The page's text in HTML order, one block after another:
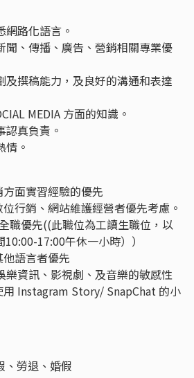
網路化語言。
聞、傳播、廣告、營銷相關專業優
及撰稿能力，及良好的溝通和表達
MEDIA 方面的知識。
認真負責。
情。
面實習經驗的優先
行銷、網站維護經營者優先考慮。
職優先((此職位為工讀生職位，以
17:00午休一小時））
語言者優先
樂資訊、影視劇、及音樂的敏感性
Instagram Story/ SnapChat 的小
、勞退、婚假